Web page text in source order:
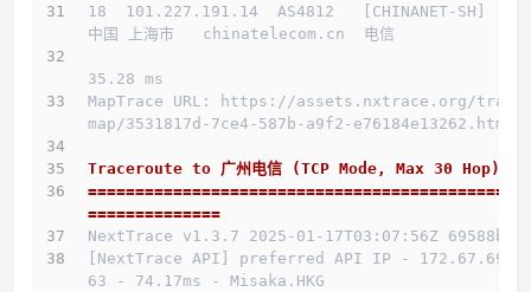
18  101.227.191.14  AS4812   [CHINANET-SH]
中国 上海市   chinatelecom.cn  电信
35.28 ms
MapTrace URL: https://assets.nxtrace.org/trace
map/3531817d-7ce4-587b-a9f2-e76184e13262.html
Traceroute to 广州电信 (TCP Mode, Max 30 Hop)
==============================================
==============
NextTrace v1.3.7 2025-01-17T03:07:56Z 69588b0
[NextTrace API] preferred API IP - 172.67.69.1
63 - 74.17ms - Misaka.HKG